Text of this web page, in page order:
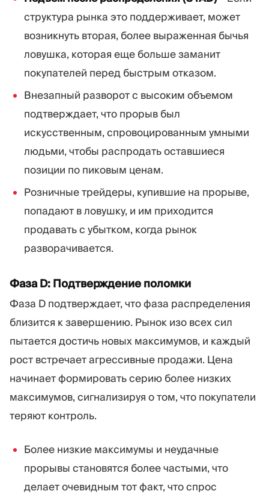
структура рынка это поддерживает, может
возникнуть вторая, более выраженная бычья
ловушка, которая еще больше заманит
покупателей перед быстрым отказом.
Внезапный разворот с высоким объемом
подтверждает, что прорыв был
искусственным, спровоцированным умными
людьми, чтобы распродать оставшиеся
позиции по пиковым ценам.
Розничные трейдеры, купившие на прорыве,
попадают в ловушку, и им приходится
продавать с убытком, когда рынок
разворачивается.
Фаза D: Подтверждение поломки
Фаза D подтверждает, что фаза распределения
близится к завершению. Рынок изо всех сил
пытается достичь новых максимумов, и каждый
рост встречает агрессивные продажи. Цена
начинает формировать серию более низких
максимумов, сигнализируя о том, что покупатели
теряют контроль.
Более низкие максимумы и неудачные
прорывы становятся более частыми, что
делает очевидным тот факт, что спрос